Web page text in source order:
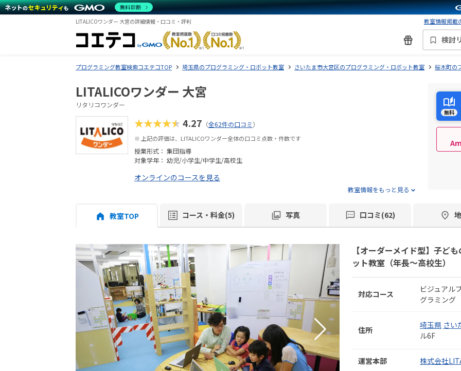
LITALICOワンダー 大宮の詳細情報・口コミ・評判 教室情報掲載
検討
プログラミング教室検索コエテコTOP 埼玉県のプログラミング・ロボット教室 さいたま市大宮区のプログラミング・ロボット教室 桜木町の
LITALICOワンダー 大宮
リタリコワンダー
★★★★★4.27 （全62件の口コミ）
※ 上記の評価は、LITALICOワンダー全体の口コミ点数・件数です
授業形式： 集団指導
対象学年： 幼児/小学生/中学生/高校生
オンラインのコースを見る
教室情報をもっと見る
無料
教室TOP コース・料金(5) 写真 口コミ(62)
【オーダーメイド型】子ど
ット教室（年長～高校生）
対応コース
ビジュアル
グラミング
住所 埼玉県 さい
ル6F
運営本部 株式会社
無料診断